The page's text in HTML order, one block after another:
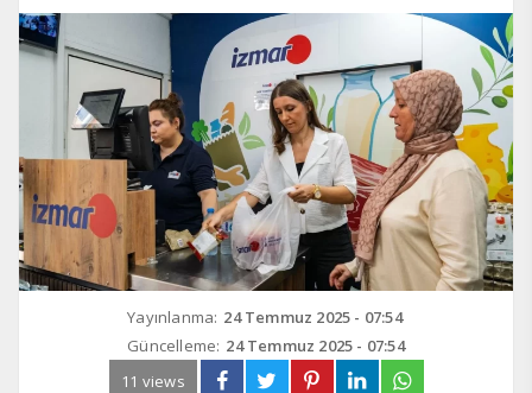
Yayınlanma: 24 Temmuz 2025 - 07:54
Güncelleme: 24 Temmuz 2025 - 07:54
11 views